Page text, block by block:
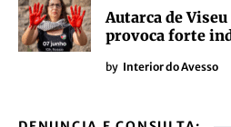
Autarca de
provoca forte
by Interior do Avesso